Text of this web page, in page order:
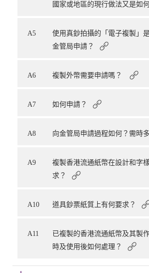
國家或地區的現行做法又是如
A5
使用真鈔拍攝的「電子複製」
金管局申請？
A6 複製外幣需要申請嗎？
A7 如何申請？
A8 向金管局申請過程如何？需時
A9
複製香港流通紙幣在設計和字
求？
A10 道具鈔票紙質上有何要求？
A11
已複製的香港流通紙幣及其製
時及使用後如何處理？